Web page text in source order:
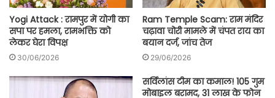
Yogi Attack : रामपुर में योगी का
सपा पर हमला, रामभक्ति को
लेकर घेरा विपक्ष
30/06/2026
Ram Temple Scam: राम मंदिर
चढ़ावा चोरी मामले में चंपत राय का
बयान दर्ज, जांच तेज
29/06/2026
सर्विलांस टीम का कमाल! 105 गुम
मोबाइल बरामद, 31 लाख के फोन